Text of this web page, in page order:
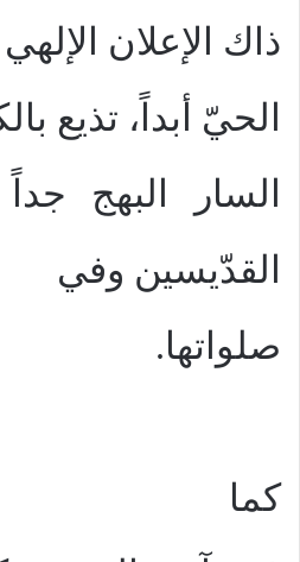
ذاك الإعلان الإلهي
الحيّ أبداً، تذيع
السار البهج
القدّيسين وفي
صلواتها.
كما